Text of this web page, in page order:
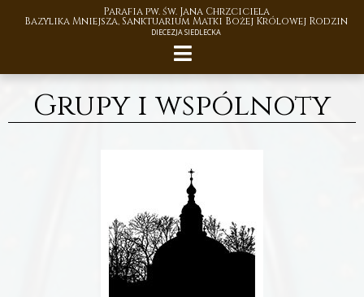
Parafia pw. św. Jana Chrzciciela
Bazylika Mniejsza, Sanktuarium Matki Bożej Królowej Rodzin
DIECEZJA SIEDLECKA
Grupy i wspólnoty